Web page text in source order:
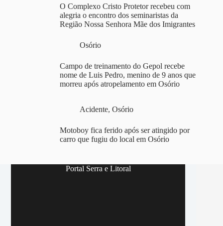
O Complexo Cristo Protetor recebeu com
alegria o encontro dos seminaristas da
Região Nossa Senhora Mãe dos Imigrantes
Osório
Campo de treinamento do Gepol recebe
nome de Luis Pedro, menino de 9 anos que
morreu após atropelamento em Osório
Acidente, Osório
Motoboy fica ferido após ser atingido por
carro que fugiu do local em Osório
Portal Serra e Litoral